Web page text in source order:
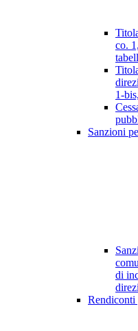
co.
1-
Sanzioni
di